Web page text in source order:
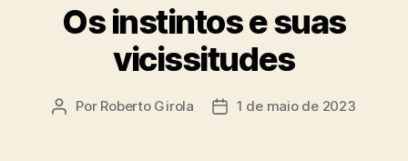
Os instintos e suas
vicissitudes
Autor
Por Roberto Girola
Data1 de maio de 2023